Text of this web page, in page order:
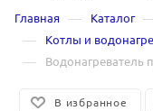
Главная — Каталог
— Котлы и
— Водонагреватель
В избранное